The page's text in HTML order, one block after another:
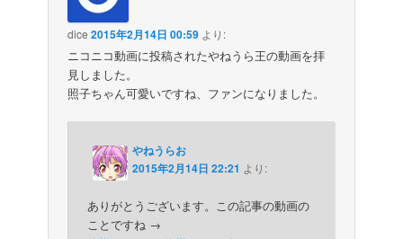
dice 2015年2月14日 00:59 より:
ニコニコ動画に投稿されたやねうら王の動画を拝
見しました。
照子ちゃん可愛いですね、ファンになりました。
やねうらお
2015年2月14日 22:21 より:
ありがとうございます。この記事の動画の
ことですね →